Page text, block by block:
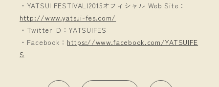
・YATSUI FESTIVAL!2015オフィシャル Web Site：
http://www.yatsui-fes.com/
・Twitter ID：YATSUIFES
・Facebook： https://www.facebook.com/YATSUIFE
S